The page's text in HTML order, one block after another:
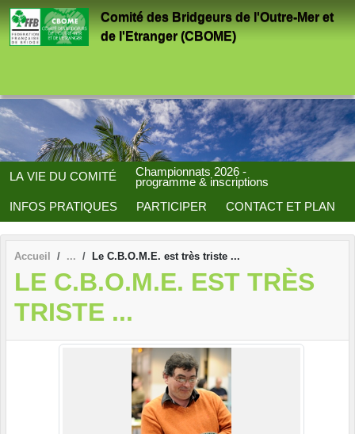
Comité des Bridgeurs de l'Outre-Mer et
de l'Etranger (CBOME)
LA VIE DU COMITÉ Championnats 2026 -
programme & inscriptions
INFOS PRATIQUES
PARTICIPER CONTACT ET PLAN
Accueil Le C.B.O.M.E. est très triste ...
LE C.B.O.M.E. EST TRÈS
TRISTE ...
Panneau de gestion des cookies